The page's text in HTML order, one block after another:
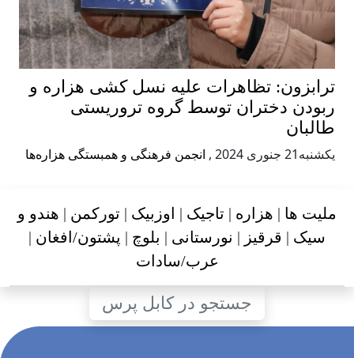
ترابزون: تظاهرات علیه نسل کشی هزاره و
ربودن دختران توسط گروه تروریستی
طالبان
يكشنبه21 جنوری 2024 , انجمن فرهنگی و همبستگی هزاره‌ها
ملیت ها | هزاره | تاجیک | اوزبیک | تورکمن | هندو و
سیک | قرقیز | نورستانی | بلوچ | پشتون/افغان |
عرب/سادات
جستجو در کابل پرس